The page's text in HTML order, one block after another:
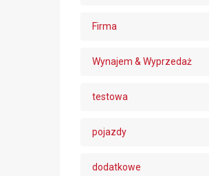
Firma
Wynajem & Wyprzedaż
testowa
pojazdy
dodatkowe